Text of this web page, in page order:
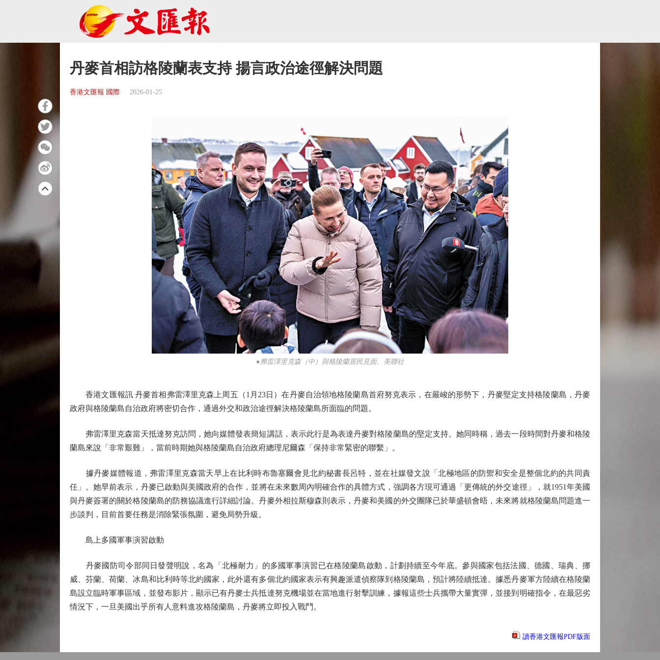
丹麥首相訪格陵蘭表支持 揚言政治途徑解決問題
香港文匯報 國際 2026-01-25
●弗雷澤里克森（中）與格陵蘭居民見面。美聯社
香港文匯報訊 丹麥首相弗雷澤里克森上周五（1月23日）在丹麥自治領地格陵蘭島首府努克表示，在嚴峻的形勢下，丹麥堅定支持格陵蘭島，丹麥
政府與格陵蘭島自治政府將密切合作，通過外交和政治途徑解決格陵蘭島所面臨的問題。
弗雷澤里克森當天抵達努克訪問，她向媒體發表簡短講話，表示此行是為表達丹麥對格陵蘭島的堅定支持。她同時稱，過去一段時間對丹麥和格陵
蘭島來說「非常艱難」，當前時期她與格陵蘭島自治政府總理尼爾森「保持非常緊密的聯繫」。
據丹麥媒體報道，弗雷澤里克森當天早上在比利時布魯塞爾會見北約秘書長呂特，並在社媒發文說「北極地區的防禦和安全是整個北約的共同責
任」。她早前表示，丹麥已啟動與美國政府的合作，並將在未來數周內明確合作的具體方式，強調各方現可通過「更傳統的外交途徑」，就1951年美國
與丹麥簽署的關於格陵蘭島的防務協議進行詳細討論。丹麥外相拉斯穆森則表示，丹麥和美國的外交團隊已於華盛頓會晤，未來將就格陵蘭島問題進一
步談判，目前首要任務是消除緊張氛圍，避免局勢升級。
島上多國軍事演習啟動
丹麥國防司令部同日發聲明說，名為「北極耐力」的多國軍事演習已在格陵蘭島啟動，計劃持續至今年底。參與國家包括法國、德國、瑞典、挪
威、芬蘭、荷蘭、冰島和比利時等北約國家，此外還有多個北約國家表示有興趣派遣偵察隊到格陵蘭島，預計將陸續抵達。據悉丹麥軍方陸續在格陵蘭
島設立臨時軍事區域，並發布影片，顯示已有丹麥士兵抵達努克機場並在當地進行射擊訓練，據報這些士兵攜帶大量實彈，並接到明確指令，在最惡劣
情況下，一旦美國出乎所有人意料進攻格陵蘭島，丹麥將立即投入戰鬥。
讀香港文匯報PDF版面